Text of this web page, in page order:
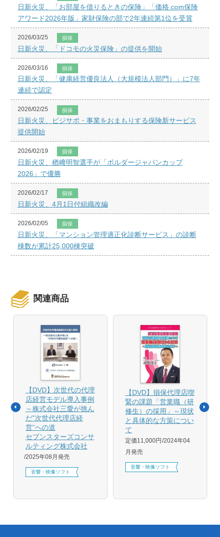
日新火災、「お部屋を借りるときの保険」「価格.com保険
アワード2026年版」家財保険の部で2年連続第1位を受賞
2026/03/25 損保
日新火災、「ドコモの火災保険」の提供を開始
2026/03/16 損保
日新火災、「健康経営優良法人（大規模法人部門）」に7年
連続で認定
2026/02/25 損保
日新火災、ビジサポ・事業をおまもりする保険新サービス
提供開始
2026/02/19 損保
日新火災、楢﨑明智選手が「ボルダージャパンカップ
2026」で優勝
2026/02/17 損保
日新火災、4月1日付組織改編
2026/02/05 損保
日新火災、「マンション管理適正化診断サービス」の診断
棟数が累計25,000棟突破
関連商品
【DVD】次世代の代理
店経営モデル導入事例
～株式会社三愛が挑ん
だ”次世代代理店経
営”への道
セブンスターズコンサ
ルティング株式会社
2025年08月発売
音響・映像ソフト
【DVD】損保代理店喫
緊の課題「営業職（研
修生）の採用」～現状
と具体的な方策につい
て
定価11,000円 2024年04
月発売
音響・映像ソフト